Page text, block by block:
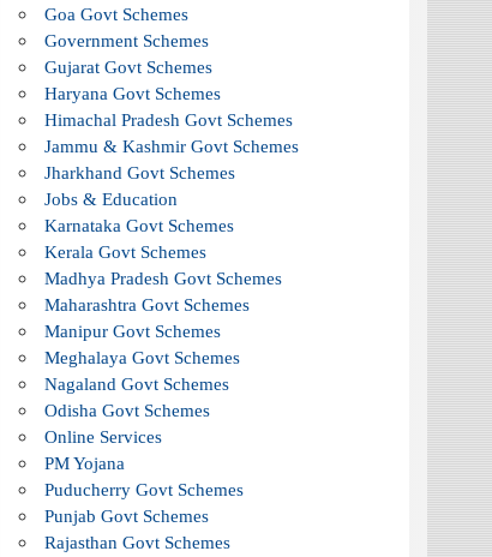
Goa Govt Schemes
Government Schemes
Gujarat Govt Schemes
Haryana Govt Schemes
Himachal Pradesh Govt Schemes
Jammu & Kashmir Govt Schemes
Jharkhand Govt Schemes
Jobs & Education
Karnataka Govt Schemes
Kerala Govt Schemes
Madhya Pradesh Govt Schemes
Maharashtra Govt Schemes
Manipur Govt Schemes
Meghalaya Govt Schemes
Nagaland Govt Schemes
Odisha Govt Schemes
Online Services
PM Yojana
Puducherry Govt Schemes
Punjab Govt Schemes
Rajasthan Govt Schemes